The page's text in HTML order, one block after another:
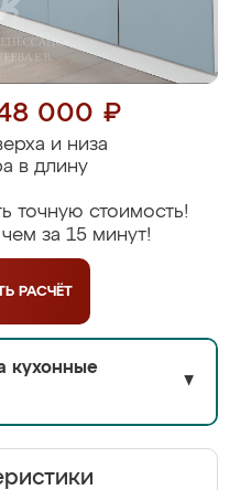
000 ₽
и низа
в длину
точную стоимость!
за 15 минут!
РАСЧЁТ
кухонные
▼